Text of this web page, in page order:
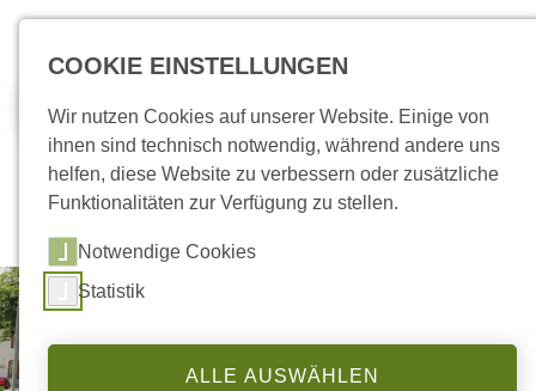
Jobs
COOKIE EINSTELLUNGEN
Wir nutzen Cookies auf unserer Website. Einige von
ihnen sind technisch notwendig, während andere uns
helfen, diese Website zu verbessern oder zusätzliche
Funktionalitäten zur Verfügung zu stellen.
Notwendige Cookies
Statistik
ALLE AUSWÄHLEN